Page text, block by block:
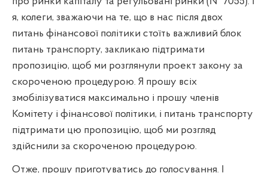
я, колеги, зважаючи на те, що в нас після двох
питань фінансової політики стоїть важливий блок
питань транспорту, закликаю підтримати
пропозицію, щоб ми розглянули проект закону за
скороченою процедурою. Я прошу всіх
змобілізуватися максимально і прошу членів
Комітету і фінансової політики, і питань транспорту
підтримати цю пропозицію, щоб ми розгляд
здійснили за скороченою процедурою.
Отже, прошу приготуватись до голосування. І